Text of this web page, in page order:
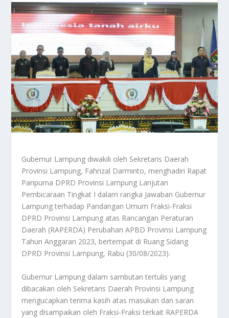
Gubernur Lampung diwakili oleh Sekretaris Daerah
Provinsi Lampung, Fahrizal Darminto, menghadiri Rapat
Paripurna DPRD Provinsi Lampung Lanjutan
Pembicaraan Tingkat I dalam rangka Jawaban Gubernur
Lampung terhadap Pandangan Umum Fraksi-Fraksi
DPRD Provinsi Lampung atas Rancangan Peraturan
Daerah (RAPERDA) Perubahan APBD Provinsi Lampung
Tahun Anggaran 2023, bertempat di Ruang Sidang
DPRD Provinsi Lampung, Rabu (30/08/2023).
Gubernur Lampung dalam sambutan tertulis yang
dibacakan oleh Sekretaris Daerah Provinsi Lampung
mengucapkan terima kasih atas masukan dan saran
yang disampaikan oleh Fraksi-Fraksi terkait RAPERDA